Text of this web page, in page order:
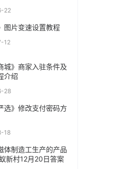
22
图片变速设置教程
12
城》商家入驻条件及
介绍
28
选》修改支付密码方
18
体制造工生产的产品
新村12月20日答案